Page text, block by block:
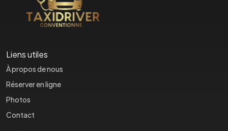
Liens utiles
À propos de nous
Réserver en ligne
Photos
Contact